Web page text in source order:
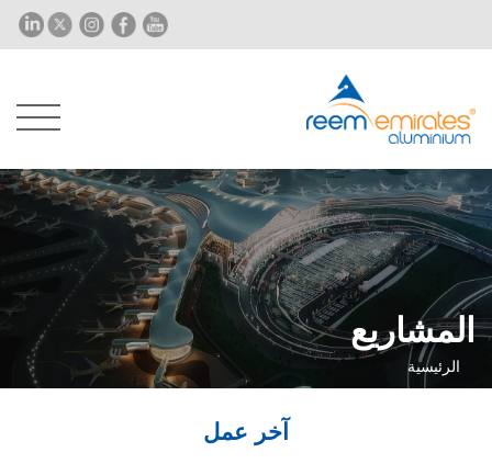
المشاريع
الرئيسية
آخر عمل